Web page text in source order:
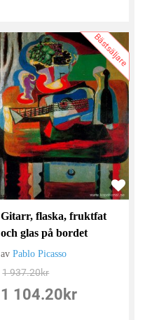
Bästsäljare
Gitarr, flaska, fruktfat
och glas på bordet
avPablo Picasso
1 937.20kr
1 104.20 kr